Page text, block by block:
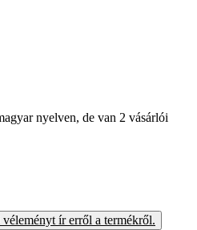
nyelven, de van 2 vásárlói
ír erről a termékről.